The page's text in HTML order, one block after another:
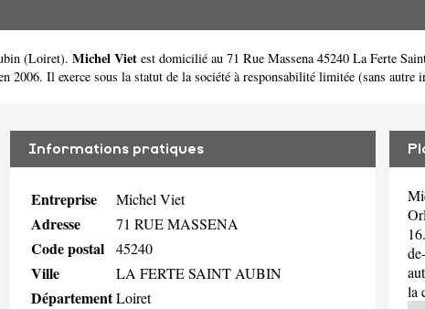
(Loiret). Michel Viet est domicilié au 71 Rue Massena 45240 La Ferte
2006. Il exerce sous la statut de la société à responsabilité limitée (sans autre
Informations pratiques
Entreprise Michel Viet
Adresse 71 RUE MASSENA
Code postal 45240
Ville LA FERTE SAINT AUBIN
DépartementLoiret
la